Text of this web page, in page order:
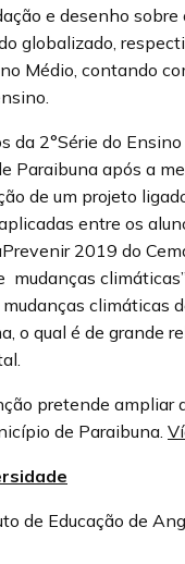
e desenho
globalizado,
Médio, contando
da 2°Série do
Paraibuna após a
de um projeto
entre os
2019 do
mudanças
climáticas
o qual é de grande
pretende ampliar
de Paraibuna.
de Educação de